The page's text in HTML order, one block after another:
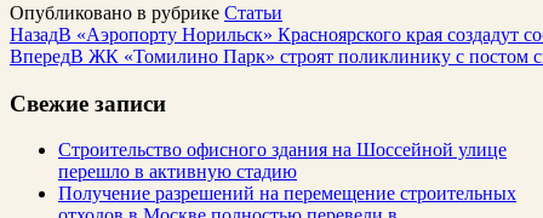
Опубликовано в рубрике Статьи
НазадВ «Аэропорту Норильск» Красноярского края создадут
ВпередВ ЖК «Томилино Парк» строят поликлинику с постом
Свежие записи
Строительство офисного здания на Шоссейной улице
перешло в активную стадию
Получение разрешений на перемещение строительных